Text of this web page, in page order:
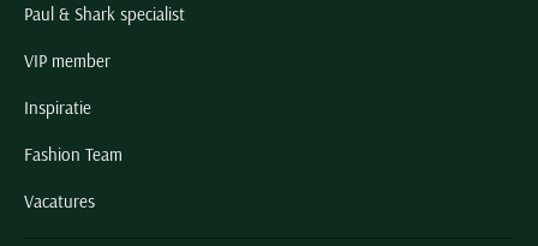
Paul & Shark specialist
VIP member
Inspiratie
Fashion Team
Vacatures